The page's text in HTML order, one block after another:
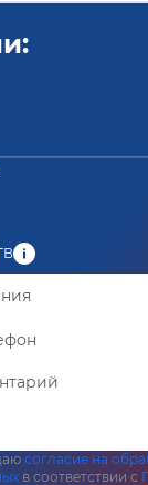
согласие на
в соответствии с